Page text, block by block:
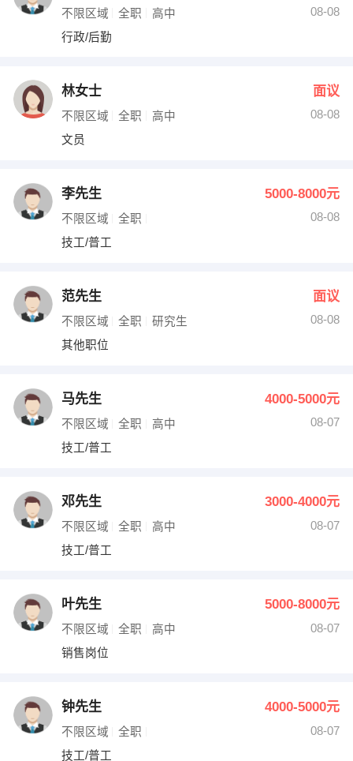
不限区域 全职 高中
08-08
行政/后勤
林女士 面议
不限区域 全职 高中
08-08
文员
李先生 5000-8000元
不限区域 全职
08-08
技工/普工
范先生 面议
不限区域 全职 研究生
08-08
其他职位
马先生 4000-5000元
不限区域 全职 高中
08-07
技工/普工
邓先生 3000-4000元
不限区域 全职 高中
08-07
技工/普工
叶先生 5000-8000元
不限区域 全职 高中
08-07
销售岗位
钟先生 4000-5000元
不限区域 全职
08-07
技工/普工